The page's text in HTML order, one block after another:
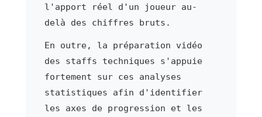
l'apport réel d'un joueur au-
delà des chiffres bruts.
En outre, la préparation vidéo
des staffs techniques s'appuie
fortement sur ces analyses
statistiques afin d'identifier
les axes de progression et les